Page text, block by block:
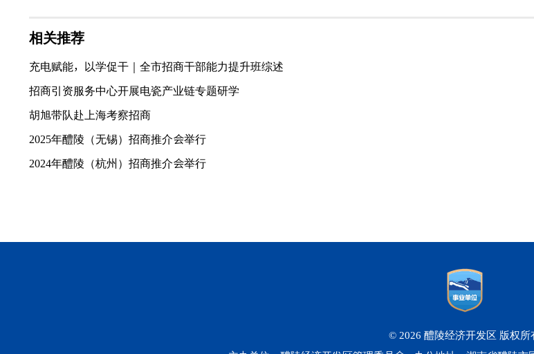
相关推荐
充电赋能，以学促干｜全市招商干部能力提升班综述
招商引资服务中心开展电瓷产业链专题研学
胡旭带队赴上海考察招商
2025年醴陵（无锡）招商推介会举行
2024年醴陵（杭州）招商推介会举行
© 2026 醴陵经济开发区 版权所